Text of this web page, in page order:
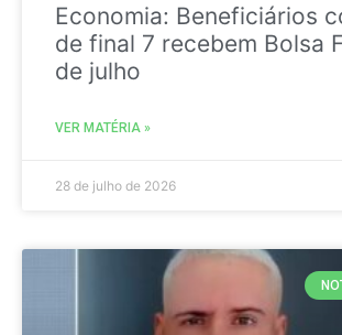
Economia: Beneficiários
de final 7 recebem Bolsa
de julho
VER MATÉRIA »
28 de julho de 2026